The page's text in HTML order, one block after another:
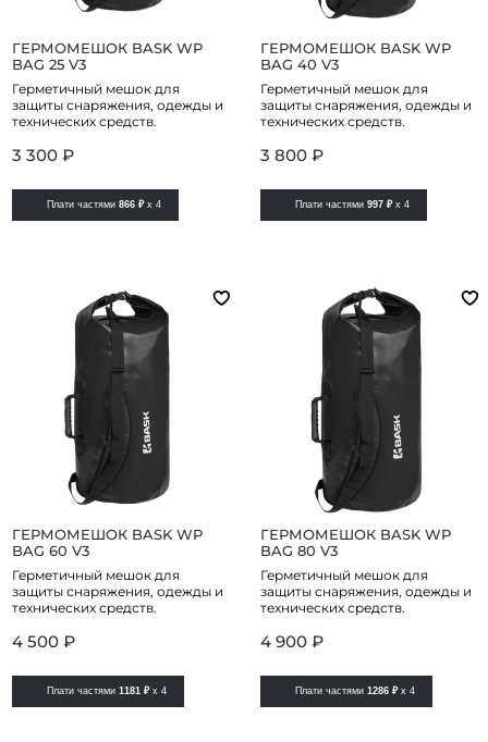
ГЕРМОМЕШОК BASK WP
BAG 25 V3
Герметичный мешок для
защиты снаряжения, одежды и
технических средств.
3 300 ₽
Плати частями866 ₽ x 4
ГЕРМОМЕШОК BASK WP
BAG 40 V3
Герметичный мешок для
защиты снаряжения, одежды и
технических средств.
3 800 ₽
Плати частями 997 ₽ x 4
ГЕРМОМЕШОК BASK WP
BAG 60 V3
Герметичный мешок для
защиты снаряжения, одежды и
технических средств.
4 500 ₽
Плати частями1181 ₽ x 4
ГЕРМОМЕШОК BASK WP
BAG 80 V3
Герметичный мешок для
защиты снаряжения, одежды и
технических средств.
4 900 ₽
Плати частями 1286 ₽ x 4